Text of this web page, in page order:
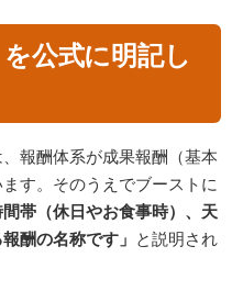
公式に明記し
報酬体系が成果報酬（基本
す。そのうえでブーストに
間帯（休日やお食事時）、天
酬の名称です」 と説明され